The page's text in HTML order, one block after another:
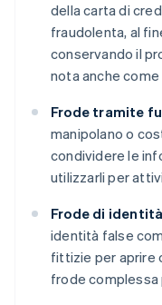
della carta di
fraudolenta, al
conservando il
nota anche come
Frode tramite
manipolano o
condividere le
utilizzarli per
Frode di
identità false
fittizie per aprire
frode complessa